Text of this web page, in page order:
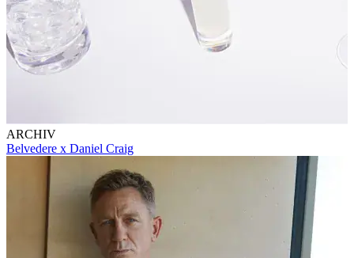
ARCHIV
Belvedere x Daniel Craig